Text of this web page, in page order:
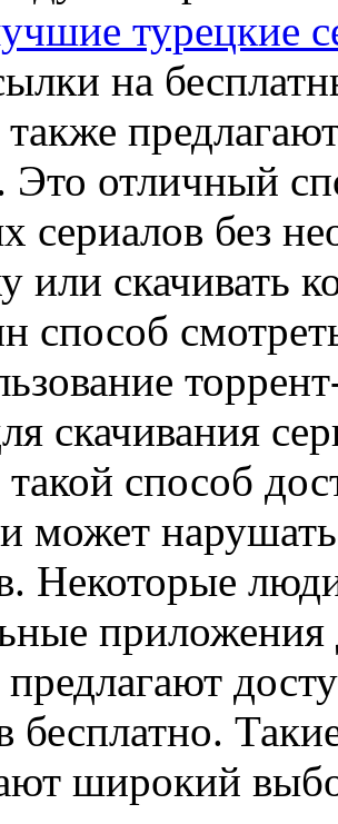
турецкие
на
Это отличный
без
или скачивать
способ
скачивания
способ
может
Некоторые
бесплатно.
широкий